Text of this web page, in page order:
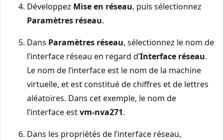
Développez Mise en réseau, puis sélectionnez
Paramètres réseau.
Dans Paramètres réseau, sélectionnez le nom de
l’interface réseau en regard d’Interface réseau.
Le nom de l’interface est le nom de la machine
virtuelle, et est constitué de chiffres et de lettres
aléatoires. Dans cet exemple, le nom de
l’interface estvm-nva271.
Dans les propriétés de l’interface réseau,